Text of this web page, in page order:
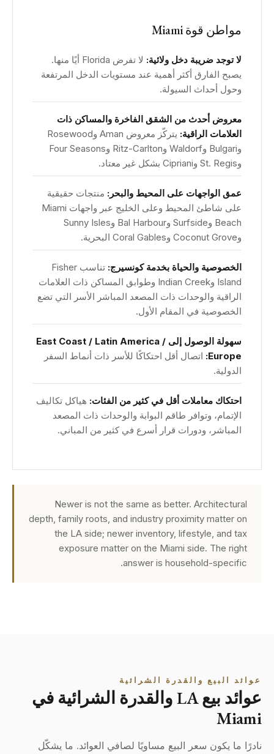
مواطن قوة Miami
لا توجد ضريبة دخل ولائية:
لا تفرض Florida أيًا منها.
يصبح الفارق أكثر أهمية عند مستويات الدخل المرتفعة
وحول أحداث السيولة.
معروض أحدث من الشقق الفاخرة والمساكن ذات
العلامات الراقية:
يتركّز معروض Aman وRosewood
وBulgari وWaldorf وRitz-Carlton وFour Seasons
وSt. Regis وCipriani بشكل غير معتاد.
عمق الواجهات على المحيط والبحر: منتجات حقيقية
على شاطئ المحيط وعلى الخليج عبر واجهات Miami
Beach وSurfside وBal Harbour وSunny Isles
وCoconut Grove وCoral Gables البحرية.
الخصوصية والحياة بخدمة كونسيرج:
تناسب Fisher
Island وIndian Creek وطوابق المساكن ذات العلامات
الراقية والوحدات ذات المصعد المباشر الأسر التي تضع
الخصوصية في المقام الأول.
سهولة الوصول إلى East Coast / Latin America /
Europe: اتصال أقل احتكاكًا للأسر ذات أنماط السفر
الدولية.
احتكاك معاملات أقل في كثير من الفئات: هياكل تكاليف
الإتمام، وتوافر طاقم البوابة والوحدات ذات المصعد
المباشر، ودورات قرار أسرع في كثير من المباني.
Newer is not the same as better. Architectural
depth, family roots, and industry proximity matter on
the LA side; newer inventory, lifestyle, and tax
exposure matter on the Miami side. The right
answer is household-specific.
عوائد البيع والقدرة الشرائية
عوائد بيع LA والقدرة الشرائية في
Miami
نادرًا ما يكون سعر البيع مساويًا لصافي العوائد. ما يشكّل